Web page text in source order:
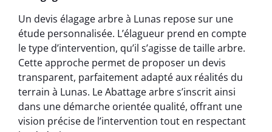
Un devis élagage arbre à Lunas repose sur une
étude personnalisée. L’élagueur prend en compte
le type d’intervention, qu’il s’agisse de taille arbre.
Cette approche permet de proposer un devis
transparent, parfaitement adapté aux réalités du
terrain à Lunas. Le Abattage arbre s’inscrit ainsi
dans une démarche orientée qualité, offrant une
vision précise de l’intervention tout en respectant